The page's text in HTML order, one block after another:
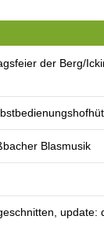
der Berg/
Blasmusik
update: